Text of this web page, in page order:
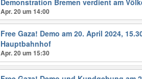
Apr. 20 um 14:00
Free Gaza! Demo am 20. April 2024,
Hauptbahnhof
Apr. 20 um 15:30